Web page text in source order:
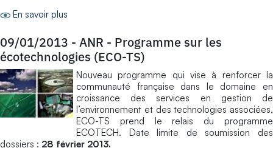
En savoir plus
09/01/2013 - ANR - Programme sur les
écotechnologies (ECO-TS)
Nouveau programme qui vise à renforcer la
communauté française dans le domaine en
croissance des services en gestion de
l’environnement et des technologies associées,
ECO-TS prend le relais du programme
ECOTECH. Date limite de soumission des
dossiers : 28 février 2013.